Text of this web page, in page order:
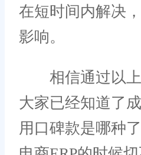
在短时间内解决
影响。
相信通过以上
大家已经知道了
用口碑款是哪种